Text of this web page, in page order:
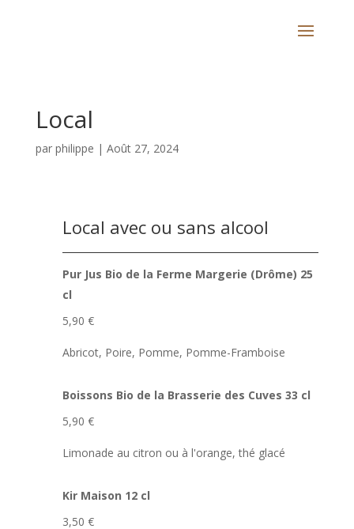
Local
par philippe | Août 27, 2024
Local avec ou sans alcool
Pur Jus Bio de la Ferme Margerie (Drôme) 25
cl
5,90 €
Abricot, Poire, Pomme, Pomme-Framboise
Boissons Bio de la Brasserie des Cuves 33 cl
5,90 €
Limonade au citron ou à l'orange, thé glacé
Kir Maison 12 cl
3,50 €